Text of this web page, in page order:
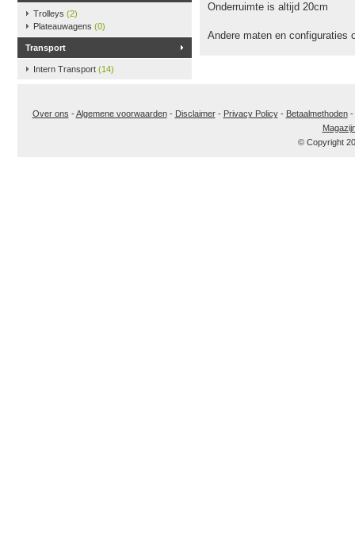
Trolleys (2)
Plateauwagens (0)
Transport
Intern Transport (14)
Onderruimte is altijd 20cm
Andere maten en configuraties
Over ons -Algemene voorwaarden- Disclaimer- Privacy Policy- Betaalmethoden-
© Copyright